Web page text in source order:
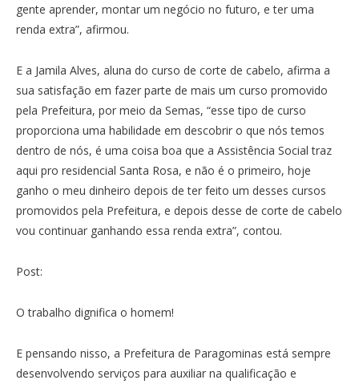
gente aprender, montar um negócio no futuro, e ter uma
renda extra”, afirmou.
E a Jamila Alves, aluna do curso de corte de cabelo, afirma a
sua satisfação em fazer parte de mais um curso promovido
pela Prefeitura, por meio da Semas, “esse tipo de curso
proporciona uma habilidade em descobrir o que nós temos
dentro de nós, é uma coisa boa que a Assistência Social traz
aqui pro residencial Santa Rosa, e não é o primeiro, hoje
ganho o meu dinheiro depois de ter feito um desses cursos
promovidos pela Prefeitura, e depois desse de corte de cabelo
vou continuar ganhando essa renda extra”, contou.
Post:
O trabalho dignifica o homem!
E pensando nisso, a Prefeitura de Paragominas está sempre
desenvolvendo serviços para auxiliar na qualificação e